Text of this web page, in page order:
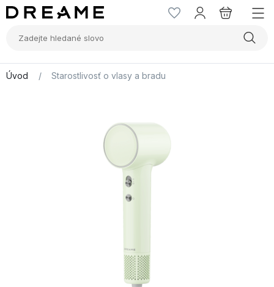
Úvod / Starostlivosť o vlasy a bradu